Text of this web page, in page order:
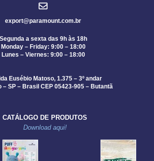
export@paramount.com.br
Segunda a sexta das 9h às 18h
Monday – Friday: 9:00 – 18:00
Lunes – Viernes: 9:00 – 18:00
Eusébio Matoso, 1.375 – 3º andar
– SP – Brasil CEP 05423-905 – Butantã
CATÁLOGO DE PRODUTOS
Download aqui!